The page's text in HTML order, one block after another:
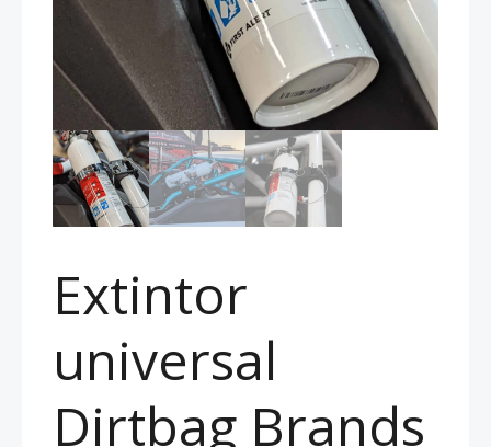
Extintor
universal
Dirtbag Brands